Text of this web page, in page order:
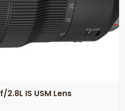
IS USM Lens